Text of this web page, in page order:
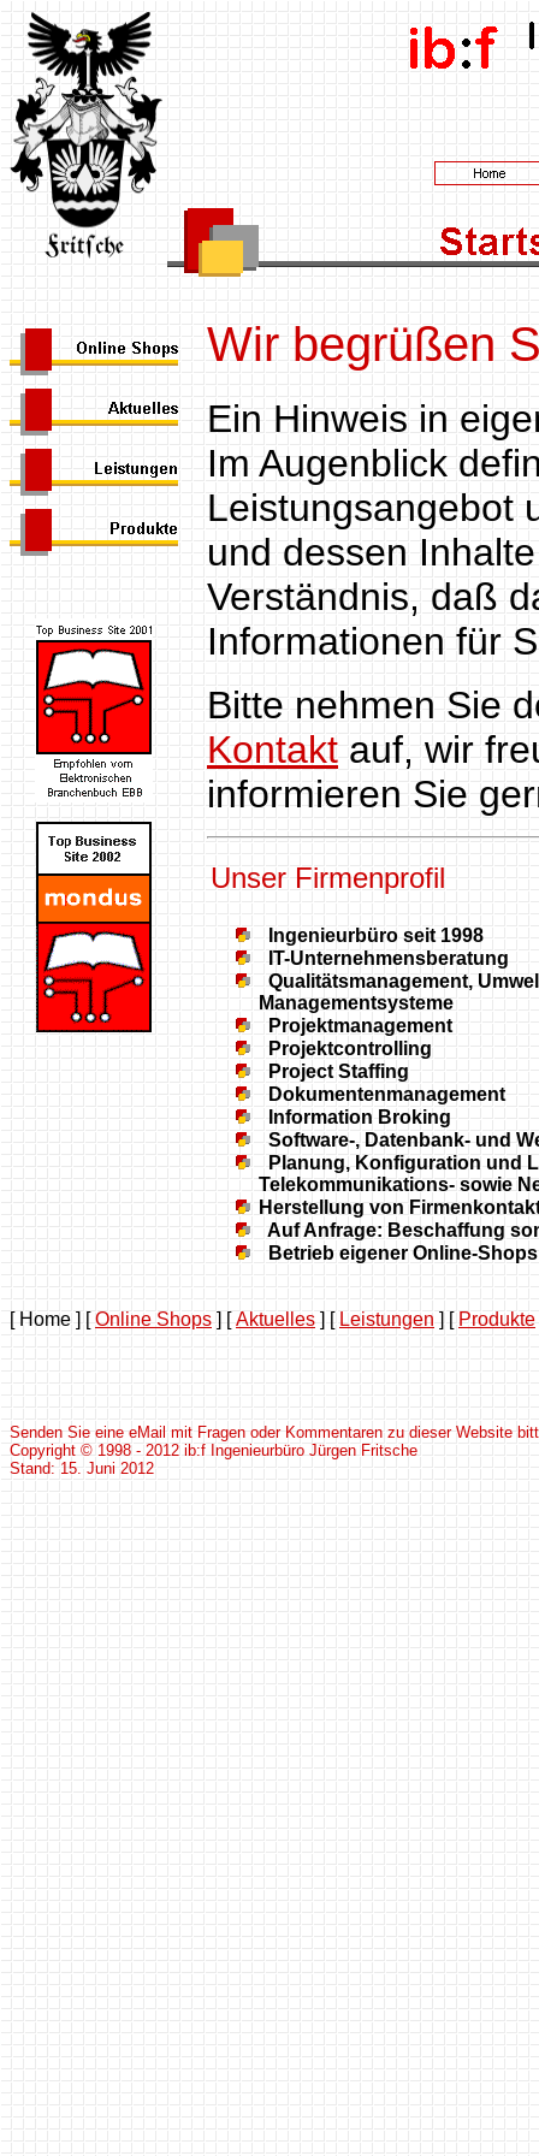
Wir begrüßen
Ein Hinweis in
Im Augenblick
Leistungsangebot
und dessen
Verständnis, daß
Informationen für
Bitte nehmen Sie
Kontakt auf, wir
informieren Sie
Unser Firmenprofil
Ingenieurbüro seit 1998
IT-Unternehmensberatung
Qualitätsmanagement,
Managementsysteme
Projektmanagement
Projektcontrolling
Project Staffing
Dokumentenmanagement
Information Broking
Software-, Datenbank- und
Planung, Konfiguration und
Telekommunikations- sowie
Herstellung von
Auf Anfrage: Beschaffung
Betrieb eigener Online-Shops
[ Home ] [Online Shops ] [Aktuelles ] [ Leistungen ] [ Produkte
Senden Sie eine eMail mit Fragen oder Kommentaren zu dieser Website
Copyright © 1998 - 2012 ib:f Ingenieurbüro Jürgen Fritsche
Stand: 15. Juni 2012